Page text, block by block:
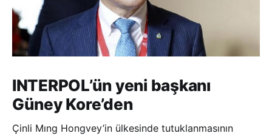
INTERPOL’ün yeni başkanı
Güney Kore’den
Çinli Mıng Hongvey’in ülkesinde tutuklanmasının